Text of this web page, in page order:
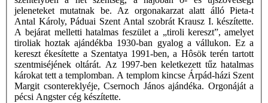
jeleneteket mutatnak be. Az orgonakarzat alatt álló Pieta-t
Antal Károly, Páduai Szent Antal szobrát Krausz I. készítette.
A bejárat melletti hatalmas feszület a „tiroli kereszt”, amelyet
tiroliak hoztak ajándékba 1930-ban gyalog a vállukon. Ez a
kereszt ékesítette a Szentatya 1991-ben, a Hôsök terén tartott
szentmiséjének oltárát. Az 1997-ben keletkezett tűz hatalmas
károkat tett a templomban. A templom kincse Árpád-házi Szent
Margit csontereklyéje, Csernoch János ajándéka. Orgonáját a
pécsi Angster cég készítette.